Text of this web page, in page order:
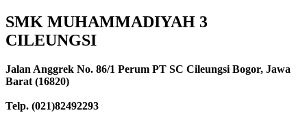
SMK MUHAMMADIYAH 3
CILEUNGSI
Jalan Anggrek No. 86/1 Perum PT SC Cileungsi Bogor, Jawa
Barat (16820)
Telp. (021)82492293